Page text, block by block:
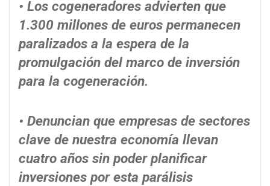
• Los cogeneradores advierten que
1.300 millones de euros permanecen
paralizados a la espera de la
promulgación del marco de inversión
para la cogeneración.
• Denuncian que empresas de sectores
clave de nuestra economía llevan
cuatro años sin poder planificar
inversiones por esta parálisis